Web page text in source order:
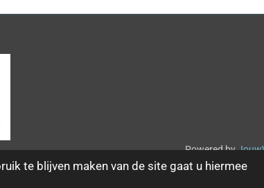
te blijven maken van de site gaat u hiermee
Powered by